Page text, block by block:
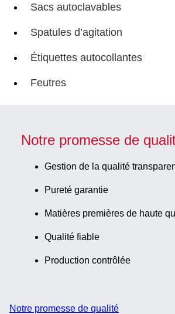
Sacs autoclavables
Spatules d’agitation
Étiquettes autocollantes
Feutres
Notre promesse de
Gestion de la qualité
Pureté garantie
Matières premières de haute
Qualité fiable
Production contrôlée
Notre promesse de qualité